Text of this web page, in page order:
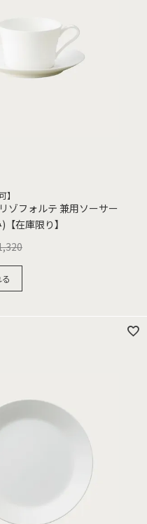
】
フォルテ 兼用ソーサー
在庫限り】